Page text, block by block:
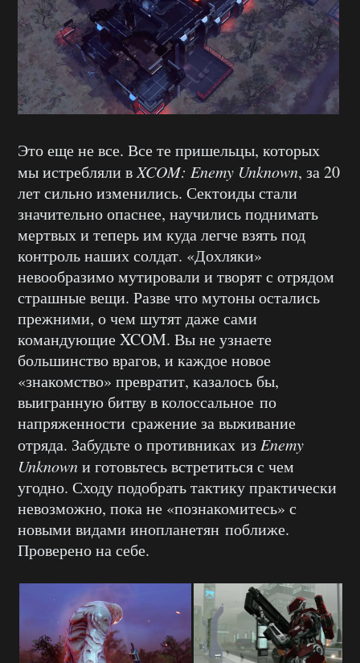
Это еще не все. Все те пришельцы, которых
мы истребляли вXCOM: Enemy Unknown, за 20
лет сильно изменились. Сектоиды стали
значительно опаснее, научились поднимать
мертвых и теперь им куда легче взять под
контроль наших солдат. «Дохляки»
невообразимо мутировали и творят с отрядом
страшные вещи. Разве что мутоны остались
прежними, о чем шутят даже сами
командующие XCOM. Вы не узнаете
большинство врагов, и каждое новое
«знакомство» превратит, казалось бы,
выигранную битву в колоссальное по
напряженности сражение за выживание
отряда. Забудьте о противниках из Enemy
Unknownи готовьтесь встретиться с чем
угодно. Сходу подобрать тактику практически
невозможно, пока не «познакомитесь» с
новыми видами инопланетян поближе.
Проверено на себе.